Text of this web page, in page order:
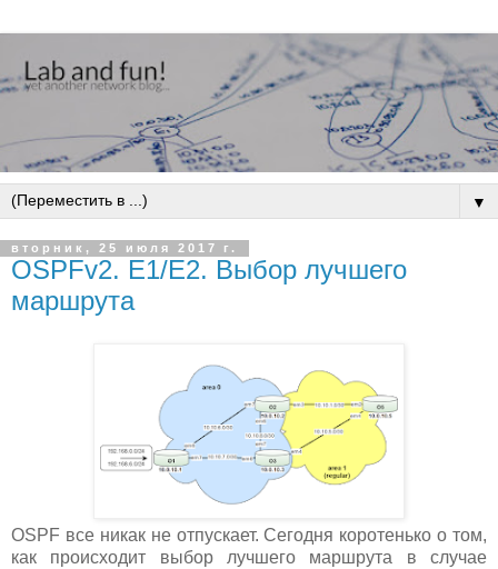
▼
вторник, 25 июля 2017 г.
OSPFv2. E1/E2. Выбор лучшего
маршрута
OSPF все никак не отпускает. Сегодня коротенько о том,
как происходит выбор лучшего маршрута в случае